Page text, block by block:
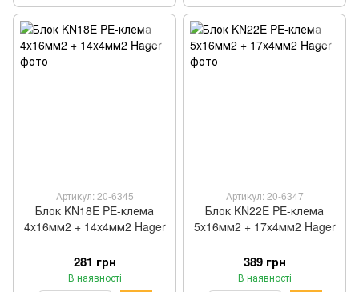
Артикул: 20-6345
Блок KN18E PE-клема
4x16мм2 + 14x4мм2 Hager
281 грн
В наявності
Артикул: 20-6347
Блок KN22E PE-клема
5x16мм2 + 17x4мм2 Hager
389 грн
В наявності